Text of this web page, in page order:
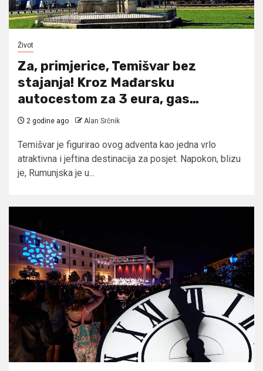
Život
Za, primjerice, Temišvar bez
stajanja! Kroz Mađarsku
autocestom za 3 eura, gas…
2 godine ago Alan Srčnik
Temišvar je figurirao ovog adventa kao jedna vrlo
atraktivna i jeftina destinacija za posjet. Napokon, blizu
je, Rumunjska je u...